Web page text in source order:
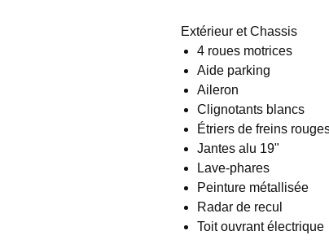
Extérieur et Chassis
4 roues motrices
Aide parking
Aileron
Clignotants blancs
Étriers de freins
Jantes alu 19"
Lave-phares
Peinture métallisée
Radar de recul
Toit ouvrant électrique